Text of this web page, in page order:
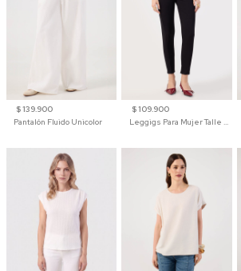
$ 139.900
Pantalón Fluido Unicolor
$ 109.900